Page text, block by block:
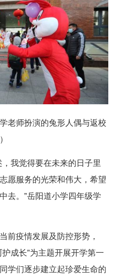
老师扮演的兔形人偶与返校
我觉得要在未来的日子里
愿服务的光荣和伟大，希望
去。”岳阳道小学四年级学
前疫情发展及防控形势，
成长”为主题开展开学第一
们逐步建立起珍爱生命的